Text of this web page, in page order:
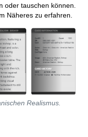
oder tauschen können.
Näheres zu erfahren.
Realismus.